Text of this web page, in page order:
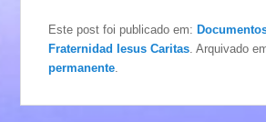
Este post foi publicado em:
Fraternidad Iesus Caritas . Arquivado
permanente